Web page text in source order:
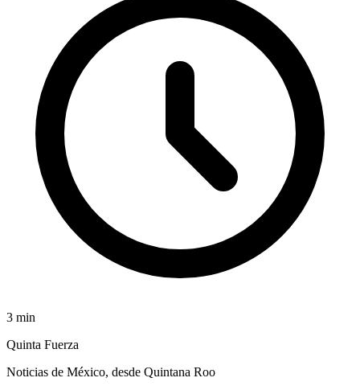
3 min
Quinta Fuerza
Noticias de México, desde Quintana Roo